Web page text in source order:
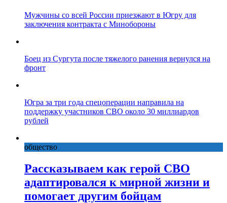
Мужчины со всей России приезжают в Югру для
заключения контракта с Минобороны
Боец из Сургута после тяжелого ранения вернулся на
фронт
Югра за три года спецоперации направила на
поддержку участников СВО около 30 миллиардов
рублей
общество
Рассказываем как герой СВО
адаптировался к мирной жизни и
помогает другим бойцам